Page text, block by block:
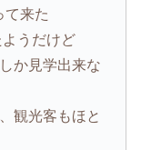
て来た
うだけど
か見学出来な
観光客もほと